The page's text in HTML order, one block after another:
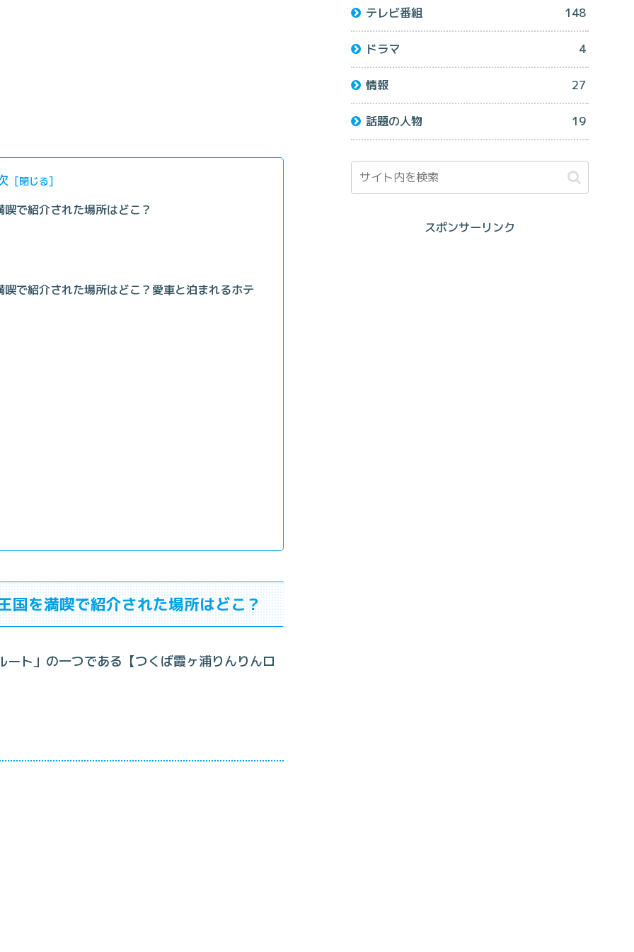
で紹介された場所はどこ？
で紹介された場所はどこ？愛車と泊まれるホテ
国を満喫で紹介された場所はどこ？
ト」の一つである【つくば霞ヶ浦りんりんロ
テレビ番組 148
ドラマ 4
情報 27
話題の人物 19
スポンサーリンク